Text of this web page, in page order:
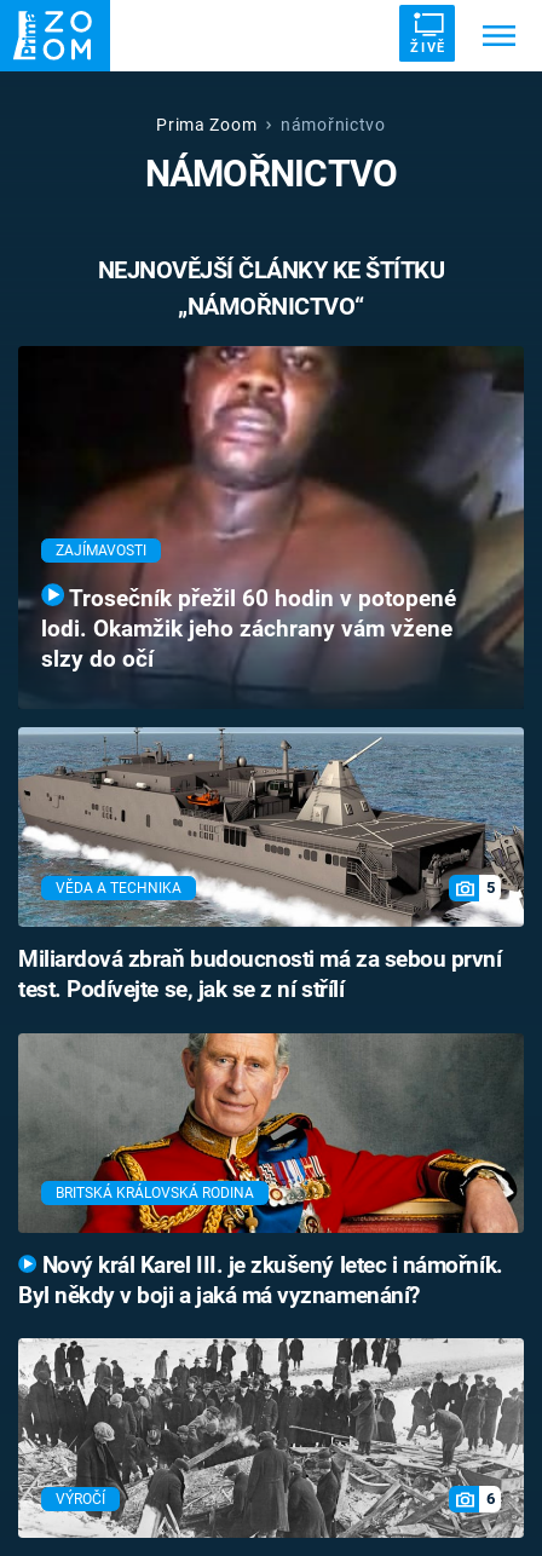
ŽIVĚ
UFO DRUHÁ SVĚTOVÁ VÁLKA
VETŘELCI DÁVNOVĚKU
TV Program
Časopis
Sledujte prima+
Sledujte nás
Prima Zoom námořnictvo
NÁMOŘNICTVO
NEJNOVĚJŠÍ ČLÁNKY KE ŠTÍTKU
„NÁMOŘNICTVO“
ZAJÍMAVOSTI
Trosečník přežil 60 hodin v potopené
lodi. Okamžik jeho záchrany vám vžene
slzy do očí
VĚDA A TECHNIKA 5
Miliardová zbraň budoucnosti má za sebou první
test. Podívejte se, jak se z ní střílí
BRITSKÁ KRÁLOVSKÁ RODINA
Nový král Karel III. je zkušený letec i námořník.
Byl někdy v boji a jaká má vyznamenání?
VÝROČÍ 6